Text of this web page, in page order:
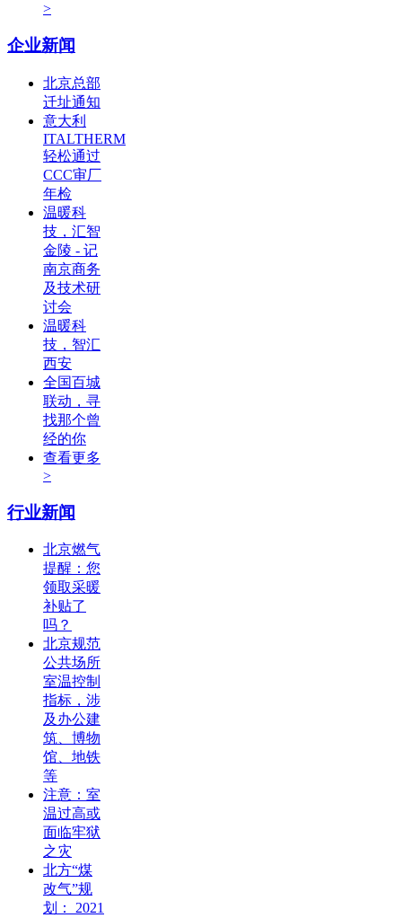
>
企业新闻
北京总部
迁址通知
意大利
ITALTHERM
轻松通过
CCC审厂
年检
温暖科
技，汇智
金陵 - 记
南京商务
及技术研
讨会
温暖科
技，智汇
西安
全国百城
联动，寻
找那个曾
经的你
查看更多
>
行业新闻
北京燃气
提醒：您
领取采暖
补贴了
吗？
北京规范
公共场所
室温控制
指标，涉
及办公建
筑、博物
馆、地铁
等
注意：室
温过高或
面临牢狱
之灾
北方“煤
改气”规
划： 2021